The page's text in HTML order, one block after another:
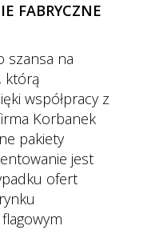
FABRYCZNE
szansa na
którą
współpracy z
Korbanek
pakiety
jest
ofert